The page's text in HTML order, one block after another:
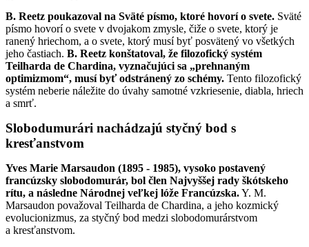
B. Reetz poukazoval na Sväté písmo, ktoré hovorí o svete. Sväté
písmo hovorí o svete v dvojakom zmysle, čiže o svete, ktorý je
ranený hriechom, a o svete, ktorý musí byť posvätený vo všetkých
jeho častiach. B. Reetz konštatoval, že filozofický systém
Teilharda de Chardina, vyznačujúci sa „prehnaným
optimizmom“, musí byť odstránený zo schémy. Tento filozofický
systém neberie náležite do úvahy samotné vzkriesenie, diabla, hriech
a smrť.
Slobodumurári nachádzajú styčný bod s
kresťanstvom
Yves Marie Marsaudon (1895 - 1985), vysoko postavený
francúzsky slobodomurár, bol člen Najvyššej rady škótskeho
rítu, a následne Národnej veľkej lóže Francúzska.Y. M.
Marsaudon považoval Teilharda de Chardina, a jeho kozmický
evolucionizmus, za styčný bod medzi slobodomurárstvom
a kresťanstvom.